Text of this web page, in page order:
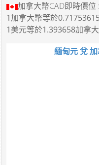
加拿大幣CAD即時價位 :
1加拿大幣等於
1美元等於1.393658加拿
緬甸元 兌